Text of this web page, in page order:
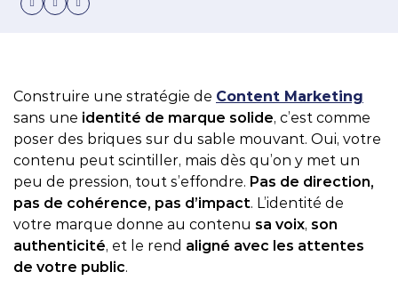
Construire une stratégie de Content Marketing
sans une identité de marque solide, c’est comme
poser des briques sur du sable mouvant. Oui, votre
contenu peut scintiller, mais dès qu’on y met un
peu de pression, tout s’effondre. Pas de direction,
pas de cohérence, pas d’impact. L’identité de
votre marque donne au contenu sa voix, son
authenticité, et le rend aligné avec les attentes
de votre public.